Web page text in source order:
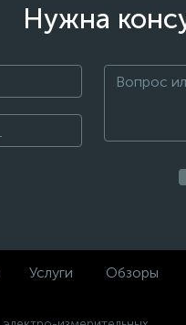
Нужна
Услуги Обзоры